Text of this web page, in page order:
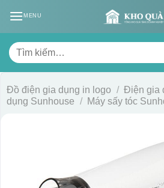
MENU
Tìm
kiếm:
Đồ điện gia dụng in logo / Điện gia
dụng Sunhouse / Máy sấy tóc